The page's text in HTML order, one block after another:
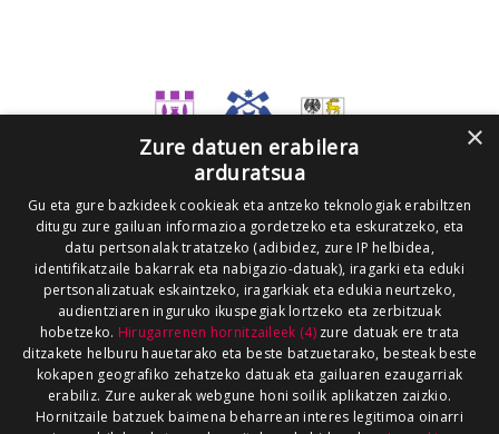
×
Zure datuen erabilera
arduratsua
Gu eta gure bazkideek cookieak eta antzeko teknologiak erabiltzen
ditugu zure gailuan informazioa gordetzeko eta eskuratzeko, eta
datu pertsonalak tratatzeko (adibidez, zure IP helbidea,
identifikatzaile bakarrak eta nabigazio-datuak), iragarki eta eduki
pertsonalizatuak eskaintzeko, iragarkiak eta edukia neurtzeko,
audientziaren inguruko ikuspegiak lortzeko eta zerbitzuak
hobetzeko. Hirugarrenen hornitzaileek (4)zure datuak ere trata
ditzakete helburu hauetarako eta beste batzuetarako, besteak beste
kokapen geografiko zehatzeko datuak eta gailuaren ezaugarriak
erabiliz. Zure aukerak webgune honi soilik aplikatzen zaizkio.
Hornitzaile batzuek baimena beharrean interes legitimoa oinarri